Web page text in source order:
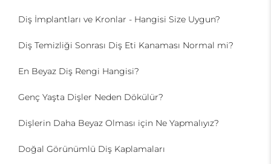
Diş İmplantları ve Kronlar - Hangisi Size Uygun?
Diş Temizliği Sonrası Diş Eti Kanaması Normal mi?
En Beyaz Diş Rengi Hangisi?
Genç Yaşta Dişler Neden Dökülür?
Dişlerin Daha Beyaz Olması için Ne Yapmalıyız?
Doğal Görünümlü Diş Kaplamaları